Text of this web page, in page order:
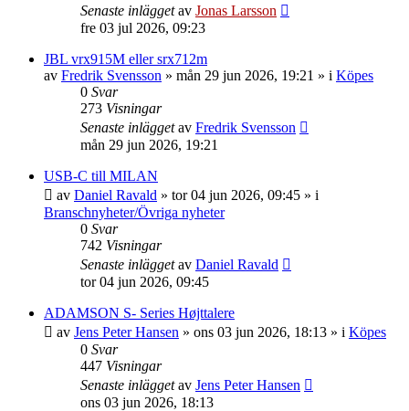
Senaste inläggetav Jonas Larsson
fre 03 jul 2026, 09:23
JBL vrx915M eller srx712m
av Fredrik Svensson » mån 29 jun 2026, 19:21 » i Köpes
0 Svar
273 Visningar
Senaste inläggetav Fredrik Svensson
mån 29 jun 2026, 19:21
USB-C till MILAN
av Daniel Ravald » tor 04 jun 2026, 09:45 » i
Branschnyheter/Övriga nyheter
0 Svar
742 Visningar
Senaste inläggetav Daniel Ravald
tor 04 jun 2026, 09:45
ADAMSON S- Series Højttalere
av Jens Peter Hansen » ons 03 jun 2026, 18:13 » i Köpes
0 Svar
447 Visningar
Senaste inläggetav Jens Peter Hansen
ons 03 jun 2026, 18:13